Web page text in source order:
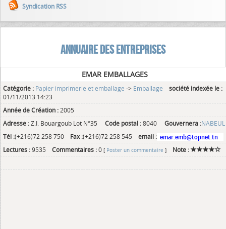
Syndication RSS
ANNUAIRE DES ENTREPRISES
EMAR EMBALLAGES
Catégorie : Papier imprimerie et emballage -> Emballage
société indexée le :
01/11/2013 14:23
Année de Création : 2005
Adresse :Z.I. Bouargoub Lot N°35 Code postal :8040 Gouvernera :NABEUL
Tél :(+216)72 258 750 Fax :(+216)72 258 545
email :
Lectures :9535 Commentaires :0 [ Poster un commentaire ] Note :